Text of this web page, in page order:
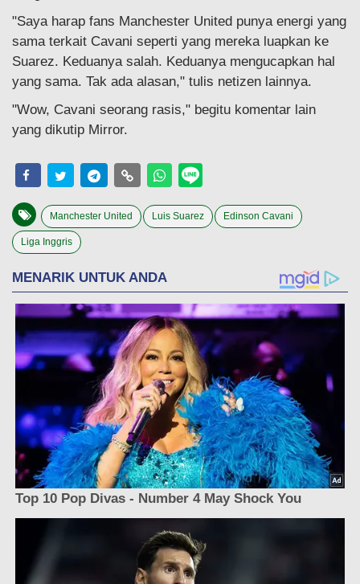
"Saya harap fans Manchester United punya energi yang
sama terkait Cavani seperti yang mereka luapkan ke
Suarez. Keduanya salah. Keduanya mengucapkan hal
yang sama. Tak ada alasan," tulis netizen lainnya.
"Wow, Cavani seorang rasis," begitu komentar lain
yang dikutip Mirror.
Manchester United Luis Suarez Edinson Cavani
Liga Inggris